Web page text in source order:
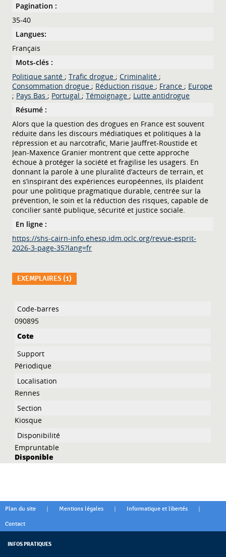
Pagination :
35-40
Langues:
Français
Mots-clés :
Politique santé ; Trafic drogue ; Criminalité ;
Consommation drogue ; Réduction risque ; France ; Europe
; Pays Bas ; Portugal ; Témoignage ; Lutte antidrogue
Résumé :
Alors que la question des drogues en France est souvent
réduite dans les discours médiatiques et politiques à la
répression et au narcotrafic, Marie Jauffret-Roustide et
Jean-Maxence Granier montrent que cette approche
échoue à protéger la société et fragilise les usagers. En
donnant la parole à une pluralité d’acteurs de terrain, et
en s’inspirant des expériences européennes, ils plaident
pour une politique pragmatique durable, centrée sur la
prévention, le soin et la réduction des risques, capable de
concilier santé publique, sécurité et justice sociale.
En ligne :
https://shs-cairn-info.ehesp.idm.oclc.org/revue-esprit-
2026-3-page-35?lang=fr
EXEMPLAIRES (1)
Liste des exemplaires
090895
Périodique
Rennes
Kiosque
Empruntable
Disponible
Plan du site | Mentions légales | Informatique et libertés |
Contact
INFOS PRATIQUES